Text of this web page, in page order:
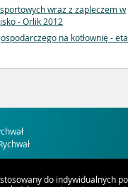
wraz z zapleczem w
- Orlik 2012
na kotłownię -
do indywidualnych